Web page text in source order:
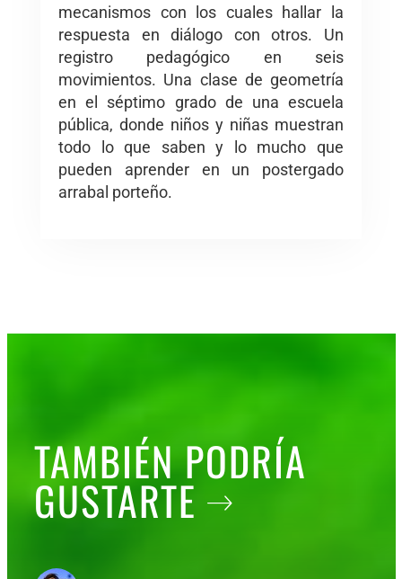
mecanismos con los cuales hallar la
respuesta en diálogo con otros. Un
registro pedagógico en seis
movimientos. Una clase de geometría
en el séptimo grado de una escuela
pública, donde niños y niñas muestran
todo lo que saben y lo mucho que
pueden aprender en un postergado
arrabal porteño.
TAMBIÉN PODRÍA
GUSTARTE